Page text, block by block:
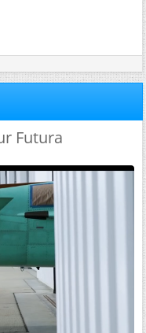
Futura